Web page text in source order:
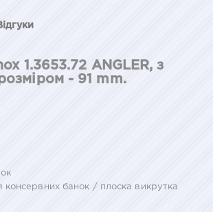
1.3653.72 ANGLER, з
- 91 mm.
консервних банок / плоска викрутка